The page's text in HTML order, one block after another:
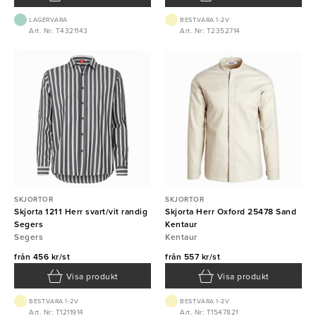
LAGERVARA
Art. Nr: T4321143
BEST.VARA 1-2V
Art. Nr: T2352714
SKJORTOR
Skjorta 1211 Herr svart/vit randig
Segers
Segers
från 456 kr/st
Visa produkt
BEST.VARA 1-2V
Art. Nr: T1211914
SKJORTOR
Skjorta Herr Oxford 25478 Sand
Kentaur
Kentaur
från 557 kr/st
Visa produkt
BEST.VARA 1-2V
Art. Nr: T1547821